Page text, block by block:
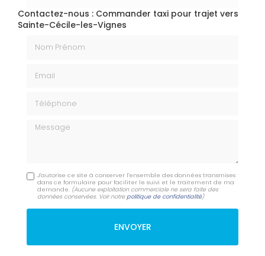
Contactez-nous : Commander taxi pour trajet vers
Sainte-Cécile-les-Vignes
Message
J'autorise ce site à conserver l'ensemble des données transmises
dans ce formulaire pour faciliter le suivi et le traitement de ma
demande. (Aucune exploitation commerciale ne sera faite des
données conservées. Voir notrepolitique de confidentialité)